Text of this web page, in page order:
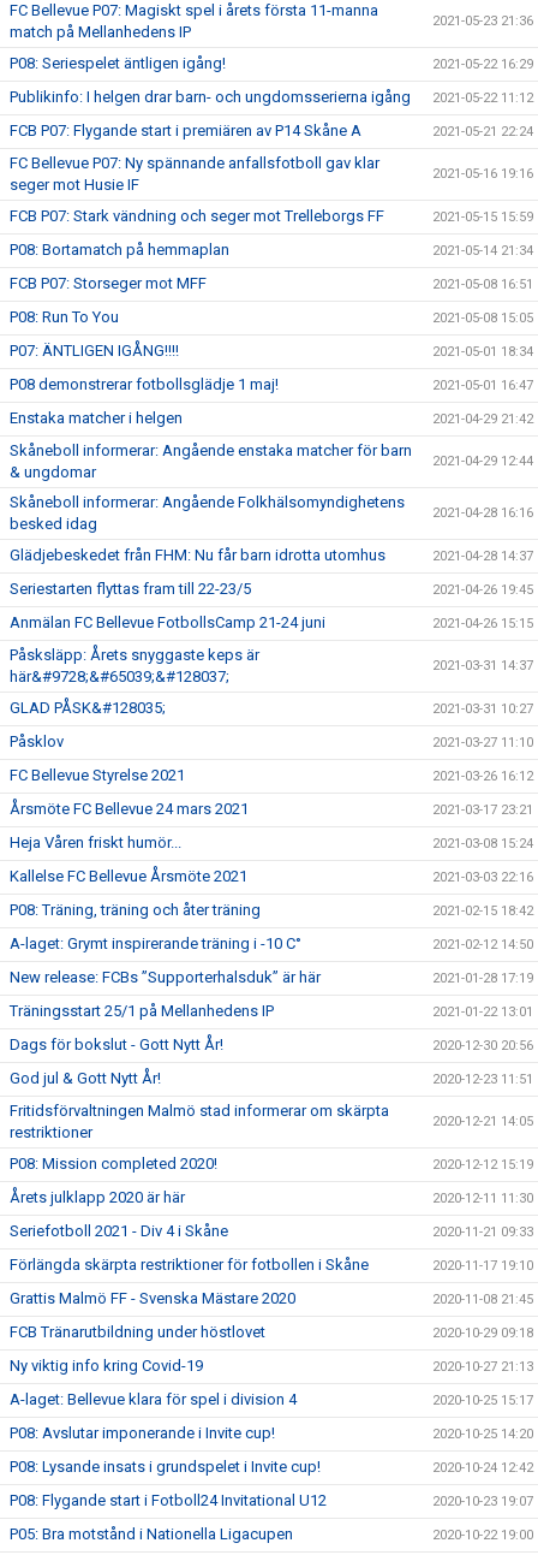
FC Bellevue P07: Magiskt spel i årets första 11-manna
match på Mellanhedens IP
2021-05-23 21:36
P08: Seriespelet äntligen igång! 2021-05-22 16:29
Publikinfo: I helgen drar barn- och ungdomsserierna igång 2021-05-22 11:12
FCB P07: Flygande start i premiären av P14 Skåne A 2021-05-21 22:24
FC Bellevue P07: Ny spännande anfallsfotboll gav klar
seger mot Husie IF
2021-05-16 19:16
FCB P07: Stark vändning och seger mot Trelleborgs FF 2021-05-15 15:59
P08: Bortamatch på hemmaplan 2021-05-14 21:34
FCB P07: Storseger mot MFF 2021-05-08 16:51
P08: Run To You 2021-05-08 15:05
P07: ÄNTLIGEN IGÅNG!!!! 2021-05-01 18:34
P08 demonstrerar fotbollsglädje 1 maj! 2021-05-01 16:47
Enstaka matcher i helgen 2021-04-29 21:42
Skåneboll informerar: Angående enstaka matcher för barn
& ungdomar
2021-04-29 12:44
Skåneboll informerar: Angående Folkhälsomyndighetens
besked idag
2021-04-28 16:16
Glädjebeskedet från FHM: Nu får barn idrotta utomhus 2021-04-28 14:37
Seriestarten flyttas fram till 22-23/5 2021-04-26 19:45
Anmälan FC Bellevue FotbollsCamp 21-24 juni 2021-04-26 15:15
Påsksläpp: Årets snyggaste keps är
här&#9728;&#65039;&#128037;
2021-03-31 14:37
GLAD PÅSK&#128035; 2021-03-31 10:27
Påsklov 2021-03-27 11:10
FC Bellevue Styrelse 2021 2021-03-26 16:12
Årsmöte FC Bellevue 24 mars 2021 2021-03-17 23:21
Heja Våren friskt humör... 2021-03-08 15:24
Kallelse FC Bellevue Årsmöte 2021 2021-03-03 22:16
P08: Träning, träning och åter träning 2021-02-15 18:42
A-laget: Grymt inspirerande träning i -10 C° 2021-02-12 14:50
New release: FCBs ”Supporterhalsduk” är här 2021-01-28 17:19
Träningsstart 25/1 på Mellanhedens IP 2021-01-22 13:01
Dags för bokslut - Gott Nytt År! 2020-12-30 20:56
God jul & Gott Nytt År! 2020-12-23 11:51
Fritidsförvaltningen Malmö stad informerar om skärpta
restriktioner
2020-12-21 14:05
P08: Mission completed 2020! 2020-12-12 15:19
Årets julklapp 2020 är här 2020-12-11 11:30
Seriefotboll 2021 - Div 4 i Skåne 2020-11-21 09:33
Förlängda skärpta restriktioner för fotbollen i Skåne 2020-11-17 19:10
Grattis Malmö FF - Svenska Mästare 2020 2020-11-08 21:45
FCB Tränarutbildning under höstlovet 2020-10-29 09:18
Ny viktig info kring Covid-19 2020-10-27 21:13
A-laget: Bellevue klara för spel i division 4 2020-10-25 15:17
P08: Avslutar imponerande i Invite cup! 2020-10-25 14:20
P08: Lysande insats i grundspelet i Invite cup! 2020-10-24 12:42
P08: Flygande start i Fotboll24 Invitational U12 2020-10-23 19:07
P05: Bra motstånd i Nationella Ligacupen 2020-10-22 19:00